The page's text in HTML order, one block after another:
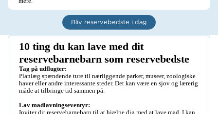
Bliv reservebedste i dag
10 ting du kan lave med dit
reservebarnebarn som reservebedste
Tag på udflugter:
Planlæg spændende ture til nærliggende parker, museer, zoologiske
haver eller andre interessante steder. Det kan være en sjov og lærerig
måde at tilbringe tid sammen på.
Lav madlavningseventyr:
Inviter dit reservebarnebarn til at hjælpe dig med at lave mad. I kan